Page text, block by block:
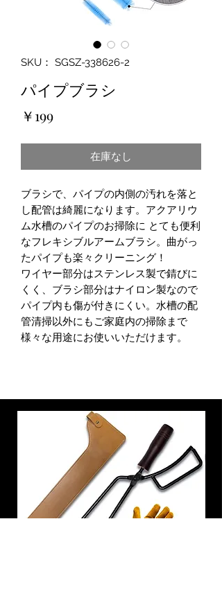
SKU： SGSZ-338626-2
パイプブラシ
￥199価
在庫なし
ブラシで、パイプの内側の汚れを落と
し配管は綺麗になります。アクアリウ
ム水槽のパイプのお掃除に とても便利
なフレキシブルアームブラシ。曲がっ
たパイプも楽々クリーニング！
ワイヤー部分はステンレス製で錆びに
くく、ブラシ部分はナイロン製なので
パイプ内も傷が付きにくい。水槽の配
管清掃以外にもご家庭内の掃除まで
様々な用途にお使いいただけます。